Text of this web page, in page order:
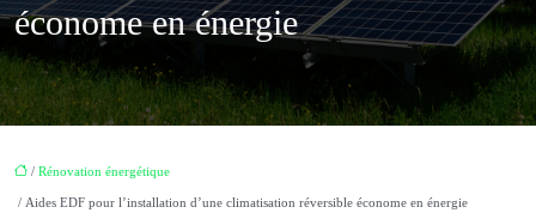
économe en énergie
/ Rénovation énergétique
/ Aides EDF pour l’installation d’une climatisation réversible économe en énergie